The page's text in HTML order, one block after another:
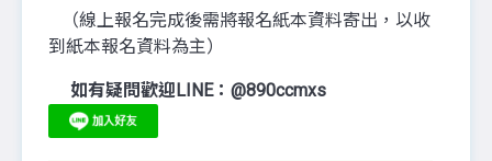
（線上報名完成後需將報名紙本資料寄出，以收
到紙本報名資料為主）
如有疑問歡迎LINE：@890ccmxs